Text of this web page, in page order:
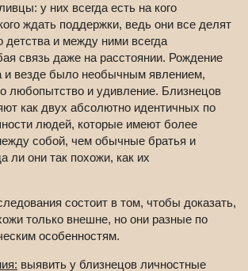
у них всегда есть на кого
ждать поддержки, ведь они все делят
детства и между ними всегда
связь даже на расстоянии. Рождение
и везде было необычным явлением,
любопытство и удивление. Близнецов
как двух абсолютно идентичных по
людей, которые имеют более
собой, чем обычные братья и
ли они так похожи, как их
состоит в том, чтобы доказать,
только внешне, но они разные по
особенностям.
выявить у близнецов личностные